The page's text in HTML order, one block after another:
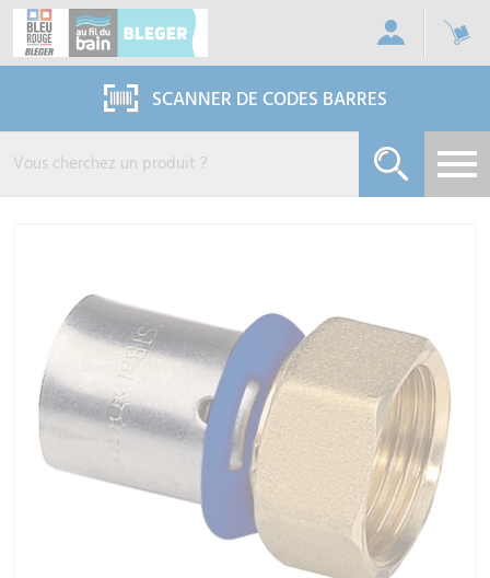
SCANNER DE CODES BARRES
Panneau de gestion des cookies